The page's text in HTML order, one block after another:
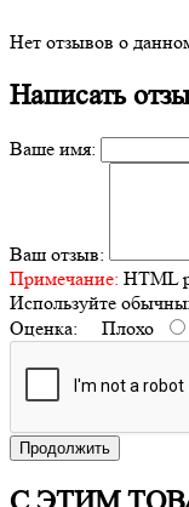
Нет отзывов о
Написать
Ваше имя:
Ваш отзыв:
Примечание: HTML
Используйте
Оценка: Плохо
Продолжить